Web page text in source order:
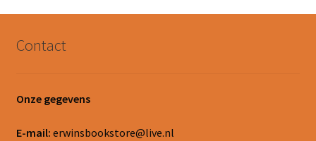
Contact
Onze gegevens
E-mail: erwinsbookstore@live.nl